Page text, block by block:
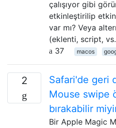
çalışıyor gibi
etkinleştirilip
var mı? Veya
(eklenti, script,
37
macos
2
Safari'de geri
Mouse swipe
bırakabilir
Bir Apple Magic